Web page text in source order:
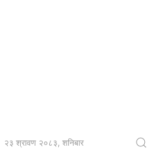
२३ श्रावण २०८३, शनिबार